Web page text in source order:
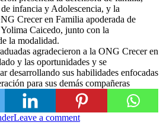
infancia y Adolescencia, y la
Crecer en Familia apoderada de
Caicedo, junto con la
la modalidad.
agradecieron a la ONG Crecer en
y las oportunidades y se
desarrollando sus habilidades enfocadas
para sus demás compañeras
Leave a comment